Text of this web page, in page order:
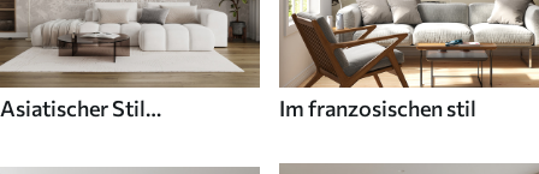
Asiatischer Stil
Im franzosischen stil